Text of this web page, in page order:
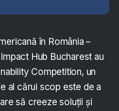
în România –
Hub Bucharest au
Competition, un
al cărui scop este de a
să creeze soluții și